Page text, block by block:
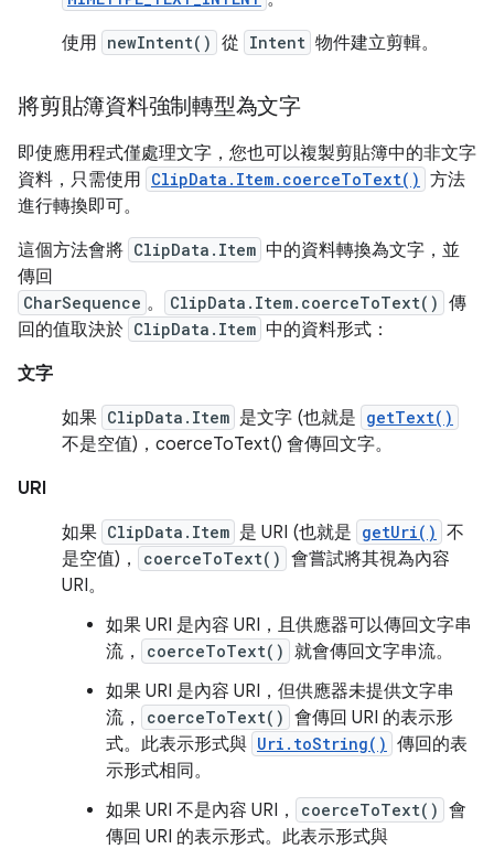
使用 newIntent() 從 Intent 物件建立剪輯。
將剪貼簿資料強制轉型為文字
即使應用程式僅處理文字，您也可以複製剪貼簿中的非文字
資料，只需使用 ClipData.Item.coerceToText() 方法
進行轉換即可。
這個方法會將 ClipData.Item 中的資料轉換為文字，並
傳回
CharSequence 。 ClipData.Item.coerceToText() 傳
回的值取決於 ClipData.Item 中的資料形式：
文字
如果 ClipData.Item 是文字 (也就是 getText()
不是空值)，coerceToText() 會傳回文字。
URI
如果 ClipData.Item 是 URI (也就是 getUri() 不
是空值)，
coerceToText() 會嘗試將其視為內容
URI。
如果 URI 是內容 URI，且供應器可以傳回文字串
流，
coerceToText() 就會傳回文字串流。
如果 URI 是內容 URI，但供應器未提供文字串
流，
coerceToText() 會傳回 URI 的表示形
式。此表示形式與 Uri.toString() 傳回的表
示形式相同。
如果 URI 不是內容 URI，
coerceToText() 會
傳回 URI 的表示形式。此表示形式與